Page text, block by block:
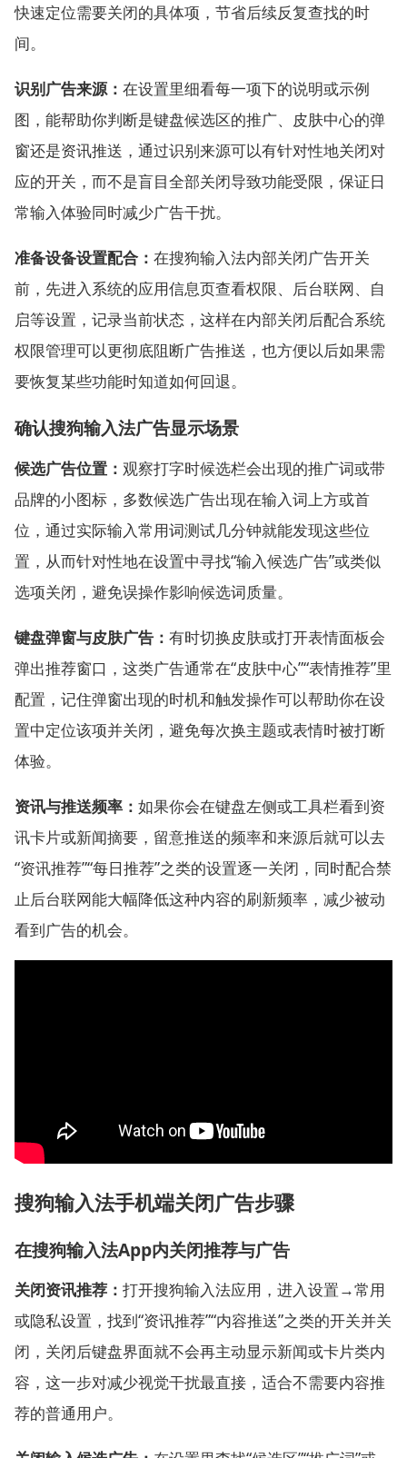
快速定位需要关闭的具体项，节省后续反复查找的时
间。
识别广告来源： 在设置里细看每一项下的说明或示例
图，能帮助你判断是键盘候选区的推广、皮肤中心的弹
窗还是资讯推送，通过识别来源可以有针对性地关闭对
应的开关，而不是盲目全部关闭导致功能受限，保证日
常输入体验同时减少广告干扰。
准备设备设置配合： 在搜狗输入法内部关闭广告开关
前，先进入系统的应用信息页查看权限、后台联网、自
启等设置，记录当前状态，这样在内部关闭后配合系统
权限管理可以更彻底阻断广告推送，也方便以后如果需
要恢复某些功能时知道如何回退。
确认搜狗输入法广告显示场景
候选广告位置： 观察打字时候选栏会出现的推广词或带
品牌的小图标，多数候选广告出现在输入词上方或首
位，通过实际输入常用词测试几分钟就能发现这些位
置，从而针对性地在设置中寻找“输入候选广告”或类似
选项关闭，避免误操作影响候选词质量。
键盘弹窗与皮肤广告： 有时切换皮肤或打开表情面板会
弹出推荐窗口，这类广告通常在“皮肤中心”“表情推荐”里
配置，记住弹窗出现的时机和触发操作可以帮助你在设
置中定位该项并关闭，避免每次换主题或表情时被打断
体验。
资讯与推送频率： 如果你会在键盘左侧或工具栏看到资
讯卡片或新闻摘要，留意推送的频率和来源后就可以去
“资讯推荐”“每日推荐”之类的设置逐一关闭，同时配合禁
止后台联网能大幅降低这种内容的刷新频率，减少被动
看到广告的机会。
搜狗输入法手机端关闭广告步骤
在搜狗输入法App内关闭推荐与广告
关闭资讯推荐： 打开搜狗输入法应用，进入设置→常用
或隐私设置，找到“资讯推荐”“内容推送”之类的开关并关
闭，关闭后键盘界面就不会再主动显示新闻或卡片类内
容，这一步对减少视觉干扰最直接，适合不需要内容推
荐的普通用户。